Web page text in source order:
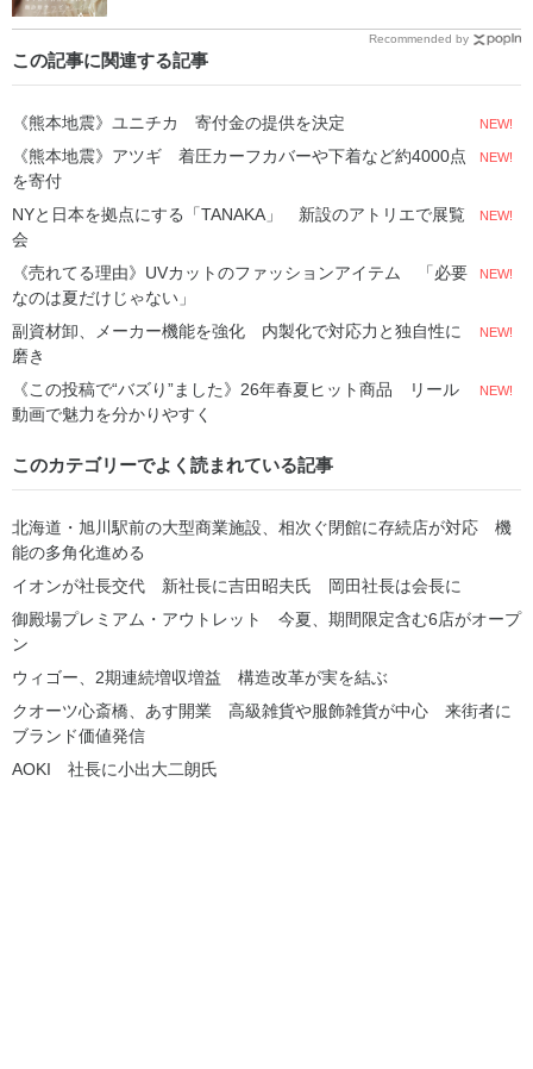
Recommended by
この記事に関連する記事
《熊本地震》ユニチカ 寄付金の提供を決定 NEW!
《熊本地震》アツギ 着圧カーフカバーや下着など約4000点
を寄付
NEW!
NYと日本を拠点にする「TANAKA」 新設のアトリエで展覧
会
NEW!
《売れてる理由》UVカットのファッションアイテム 「必要
なのは夏だけじゃない」
NEW!
副資材卸、メーカー機能を強化 内製化で対応力と独自性に
磨き
NEW!
《この投稿で“バズり”ました》26年春夏ヒット商品 リール
動画で魅力を分かりやすく
NEW!
このカテゴリーでよく読まれている記事
北海道・旭川駅前の大型商業施設、相次ぐ閉館に存続店が対応 機
能の多角化進める
イオンが社長交代 新社長に吉田昭夫氏 岡田社長は会長に
御殿場プレミアム・アウトレット 今夏、期間限定含む6店がオープ
ン
ウィゴー、2期連続増収増益 構造改革が実を結ぶ
クオーツ心斎橋、あす開業 高級雑貨や服飾雑貨が中心 来街者に
ブランド価値発信
AOKI 社長に小出大二朗氏